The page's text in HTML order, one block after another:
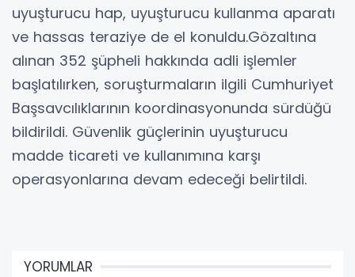
uyuşturucu hap, uyuşturucu kullanma aparatı
ve hassas teraziye de el konuldu.Gözaltına
alınan 352 şüpheli hakkında adli işlemler
başlatılırken, soruşturmaların ilgili Cumhuriyet
Başsavcılıklarının koordinasyonunda sürdüğü
bildirildi. Güvenlik güçlerinin uyuşturucu
madde ticareti ve kullanımına karşı
operasyonlarına devam edeceği belirtildi.
YORUMLAR